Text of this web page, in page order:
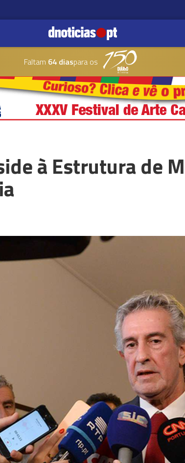
Faltam 64 diaspara os
à Estrutura de